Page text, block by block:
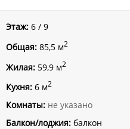
Этаж: 6 / 9
Общая: 85,5 м2
Жилая: 59,9 м2
Кухня: 6 м2
Комнаты: не указано
Балкон/лоджия: балкон